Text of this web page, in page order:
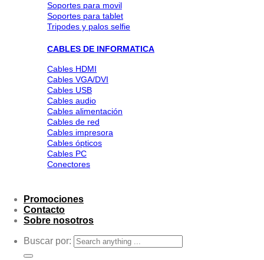
Soportes para movil
Soportes para tablet
Tripodes y palos selfie
CABLES DE INFORMATICA
Cables HDMI
Cables VGA/DVI
Cables USB
Cables audio
Cables alimentación
Cables de red
Cables impresora
Cables ópticos
Cables PC
Conectores
Promociones
Contacto
Sobre nosotros
Buscar por: